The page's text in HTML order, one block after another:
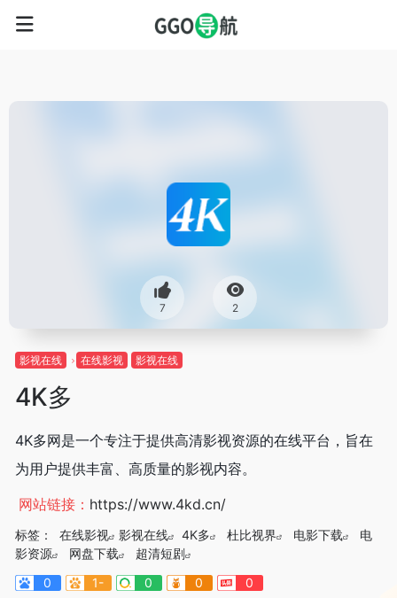
7 2
影视在线 在线影视 影视在线
4K多
4K多网是一个专注于提供高清影视资源的在线平台，旨在
为用户提供丰富、高质量的影视内容。
网站链接： https://www.4kd.cn/
标签： 在线影视 影视在线 4K多 杜比视界 电影下载
电
影资源
网盘下载
超清短剧
0
1- 0 0 0